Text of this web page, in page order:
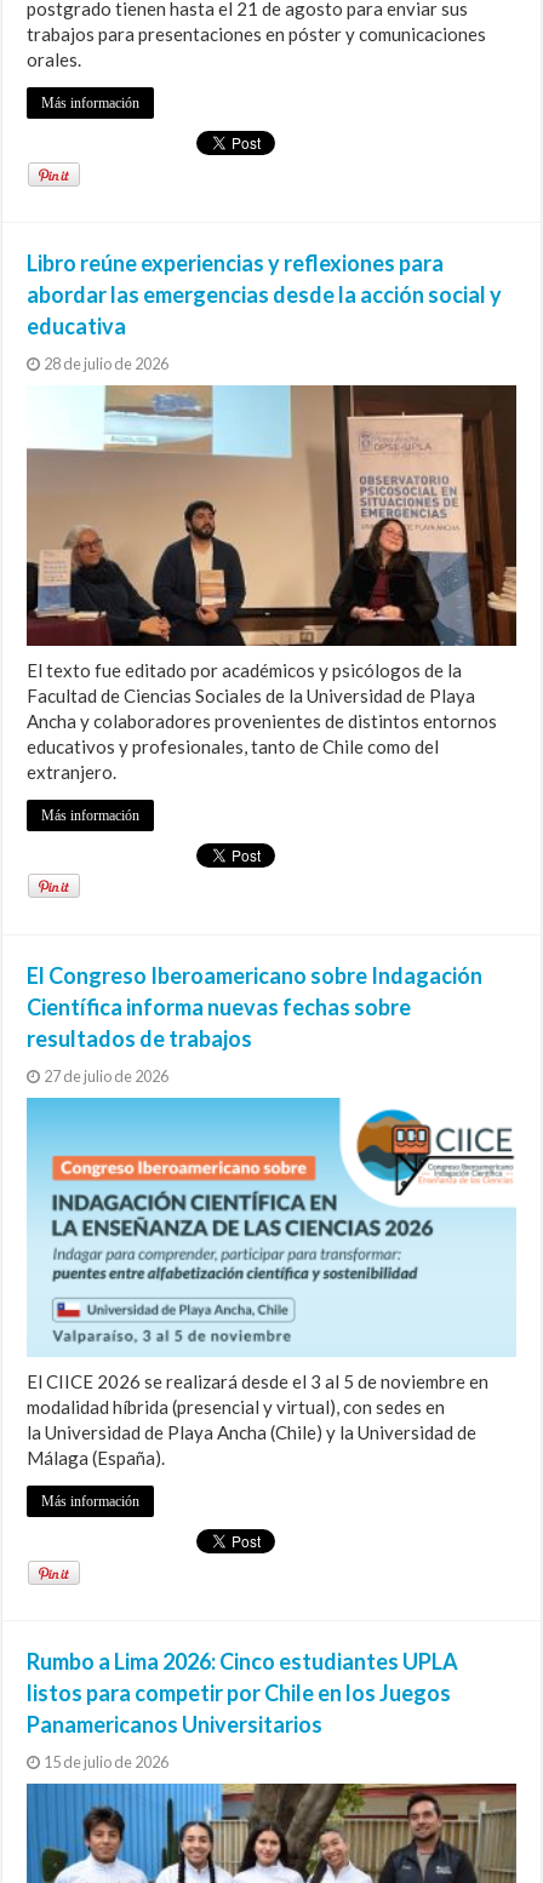
postgrado tienen hasta el 21 de agosto para enviar sus
trabajos para presentaciones en póster y comunicaciones
orales.
Más información
Libro reúne experiencias y reflexiones para
abordar las emergencias desde la acción social y
educativa
28 de julio de 2026
El texto fue editado por académicos y psicólogos de la
Facultad de Ciencias Sociales de la Universidad de Playa
Ancha y colaboradores provenientes de distintos entornos
educativos y profesionales, tanto de Chile como del
extranjero.
Más información
El Congreso Iberoamericano sobre Indagación
Científica informa nuevas fechas sobre
resultados de trabajos
27 de julio de 2026
El CIICE 2026 se realizará desde el 3 al 5 de noviembre en
modalidad híbrida (presencial y virtual), con sedes en
la Universidad de Playa Ancha (Chile) y la Universidad de
Málaga (España).
Más información
Rumbo a Lima 2026: Cinco estudiantes UPLA
listos para competir por Chile en los Juegos
Panamericanos Universitarios
15 de julio de 2026